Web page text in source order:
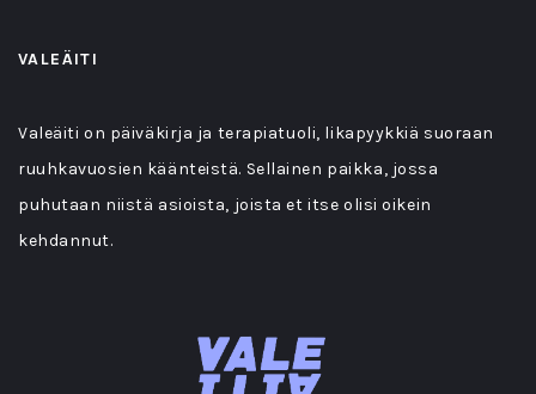
VALEÄITI
Valeäiti on päiväkirja ja terapiatuoli, likapyykkiä suoraan
ruuhkavuosien käänteistä. Sellainen paikka, jossa
puhutaan niistä asioista, joista et itse olisi oikein
kehdannut.